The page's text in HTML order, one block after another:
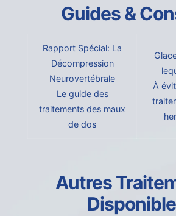
Guides &
Rapport Spécial: La
Décompression
Neurovertébrale
Le guide des
traitements des maux
de dos
À
Autres